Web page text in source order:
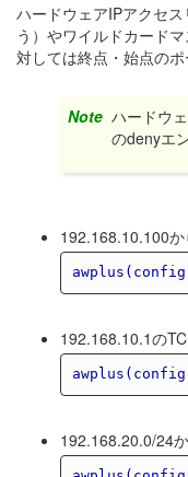
ハードウェアIPアクセ
う）やワイルドカード
対しては終点・始点の
Note ハードウ
のdenyエ
192.168.10.100か
192.168.10.1の
192.168.20.0/24